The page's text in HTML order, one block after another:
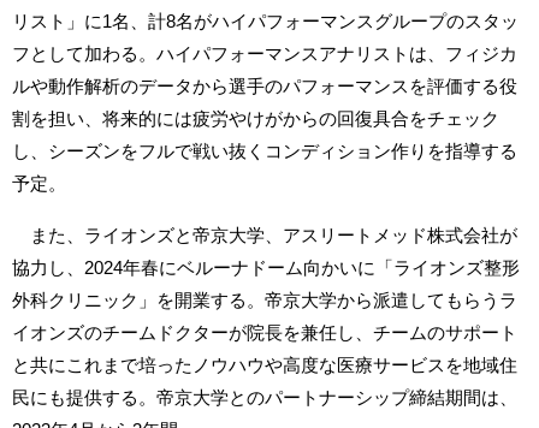
リスト」に1名、計8名がハイパフォーマンスグループのスタッ
フとして加わる。ハイパフォーマンスアナリストは、フィジカ
ルや動作解析のデータから選手のパフォーマンスを評価する役
割を担い、将来的には疲労やけがからの回復具合をチェック
し、シーズンをフルで戦い抜くコンディション作りを指導する
予定。
また、ライオンズと帝京大学、アスリートメッド株式会社が
協力し、2024年春にベルーナドーム向かいに「ライオンズ整形
外科クリニック」を開業する。帝京大学から派遣してもらうラ
イオンズのチームドクターが院長を兼任し、チームのサポート
と共にこれまで培ったノウハウや高度な医療サービスを地域住
民にも提供する。帝京大学とのパートナーシップ締結期間は、